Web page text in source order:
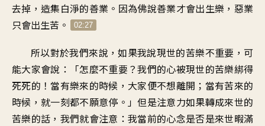
去掉，造集白淨的善業。因為佛說善業才會出生樂，惡業
只會出生苦。
02:27
所以對於我們來說，如果我說現世的苦樂不重要，可
能大家會說：「怎麼不重要？我們的心被現世的苦樂綁得
死死的！當有樂來的時候，大家便不想離開；當有苦來的
時候，就一刻都不願意停。」但是注意力如果轉成來世的
苦樂的話，我們就會注意：我當前的心念是否是來世暇滿